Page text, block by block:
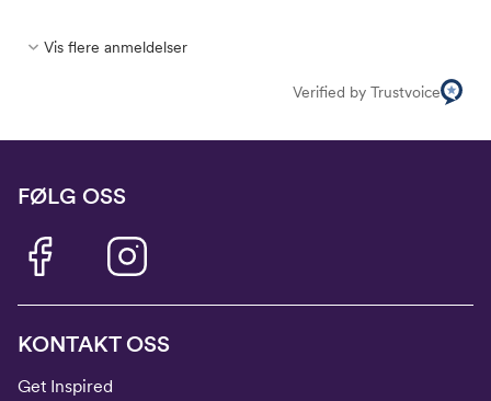
Vis flere anmeldelser
Verified by Trustvoice
FØLG OSS
KONTAKT OSS
Get Inspired